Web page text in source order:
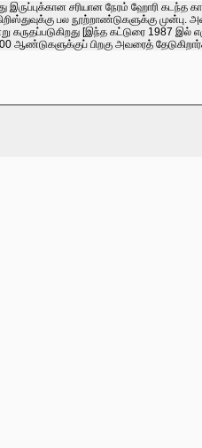
சரியான நேரம் ஹோரி கடந்த
பல நூற்றாண்டுகளுக்கு
[இந்த கட்டுரை 1987 இல்
ஆண்டுகளுக்குப் பிறகு அவரைத்